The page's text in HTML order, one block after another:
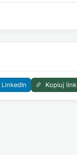
LinkedIn Kopiuj link